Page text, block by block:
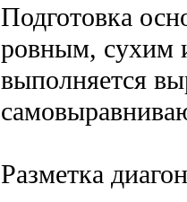
Подготовка
ровным, сухим
выполняется
Разметка